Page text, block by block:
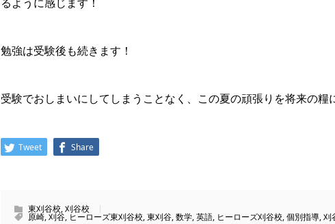
勉強は受験後も続きます！
受験でおしまいにしてしまうことなく、この夏の頑張りを将来の糧
Tweet Share
東刈谷校,刈谷校
原崎,刈谷, ヒーローズ東刈谷校,東刈谷,数学,英語, ヒーローズ刈谷校,個別指導,刈